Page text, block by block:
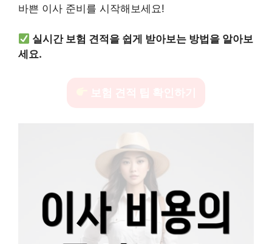
바쁜 이사 준비를 시작해보세요!
실시간 보험 견적을 쉽게 받아보는 방법을 알아보
세요.